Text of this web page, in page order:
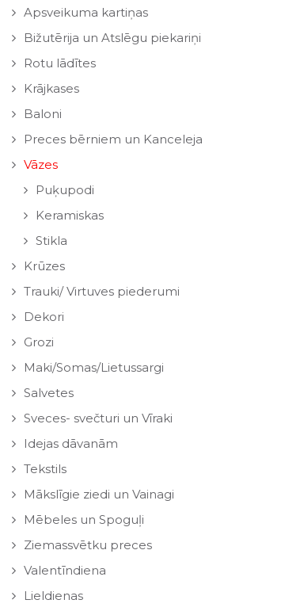
Apsveikuma kartiņas
Bižutērija un Atslēgu piekariņi
Rotu lādītes
Krājkases
Baloni
Preces bērniem un Kanceleja
Vāzes
Puķupodi
Keramiskas
Stikla
Krūzes
Trauki/ Virtuves piederumi
Dekori
Grozi
Maki/Somas/Lietussargi
Salvetes
Sveces- svečturi un Vīraki
Idejas dāvanām
Tekstils
Mākslīgie ziedi un Vainagi
Mēbeles un Spoguļi
Ziemassvētku preces
Valentīndiena
Lieldienas